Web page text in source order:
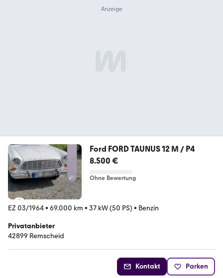
Ford FORD TAUNUS 12 M / P4
8.500 €
Ohne Bewertung
EZ 03/1964• 69.000 km • 37 kW (50 PS) • Benzin
Privatanbieter
42899 Remscheid
Kontakt Parken